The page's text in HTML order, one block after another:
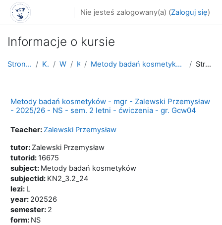
Przejdź do głównej zawartości
Nie jesteś zalogowany(a) (Zaloguj się)
Informacje o kursie
Strona główna Kursy WNoZ K_2 Metody badań kosmetyków - mgr - Zalewski Przemysła... Streszczenie
Metody badań kosmetyków - mgr - Zalewski Przemysław
- 2025/26 - NS - sem. 2 letni - ćwiczenia - gr. Gcw04
Teacher: Zalewski Przemysław
tutor: Zalewski Przemysław
tutorid: 16675
subject: Metody badań kosmetyków
subjectid: KN2_3.2_24
lezi: L
year: 202526
semester: 2
form: NS